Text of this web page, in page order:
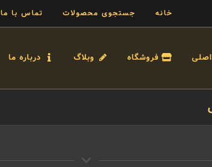
خانه جستجوی محصولات تماس با ما
فروشگاه وبلاگ درباره ما